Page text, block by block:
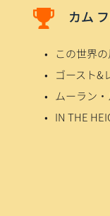
カム
この世界
ゴースト&
ムーラン
IN THE